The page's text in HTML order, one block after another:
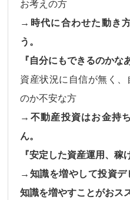
お考えの方
→時代に合わせた動き
う。
『自分にもできるのかな
資産状況に自信が無く
のか不安な方
→不動産投資はお金持
ん。
『安定した資産運用、稼
→知識を増やして投資デ
知識を増やすことがおス